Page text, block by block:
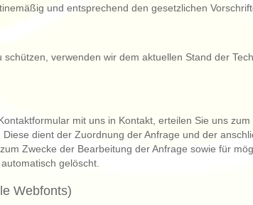
und entsprechend den gesetzlichen
verwenden wir dem aktuellen Stand der
mit uns in Kontakt, erteilen Sie uns
dient der Zuordnung der Anfrage und der
Zwecke der Bearbeitung der Anfrage sowie für
gelöscht.
Webfonts)